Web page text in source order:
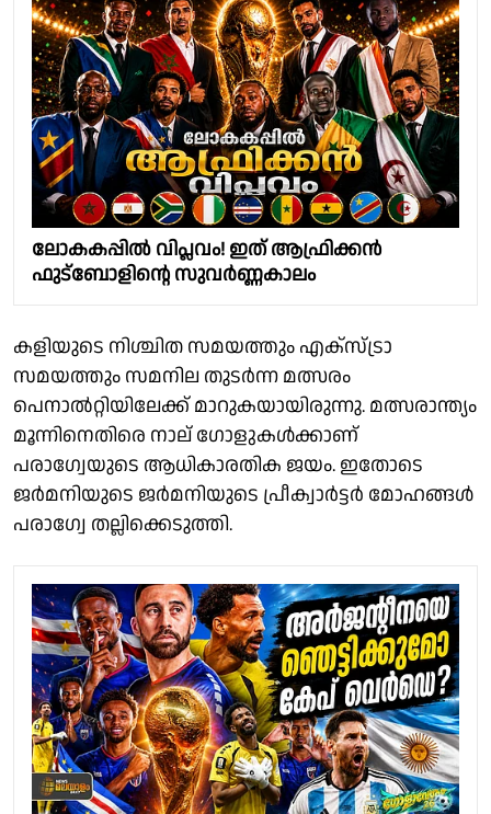
ലോകകപ്പിൽ വിപ്ലവം! ഇത് ആഫ്രിക്കൻ
ഫുട്ബോളിൻ്റെ സുവർണ്ണകാലം
കളിയുടെ നിശ്ചിത സമയത്തും എക്‌സ്‌ട്രാ
സമയത്തും സമനില തുടർന്ന മത്സരം
പെനാൽറ്റിയിലേക്ക് മാറുകയായിരുന്നു. മത്സരാന്ത്യം
മൂന്നിനെതിരെ നാല് ഗോളുകൾക്കാണ്
പരാഗ്വേയുടെ ആധികാരതിക ജയം. ഇതോടെ
ജർമനിയുടെ ജർമനിയുടെ പ്രീക്വാർട്ടർ മോഹങ്ങള്‍
പരാഗ്വേ തല്ലിക്കെടുത്തി.